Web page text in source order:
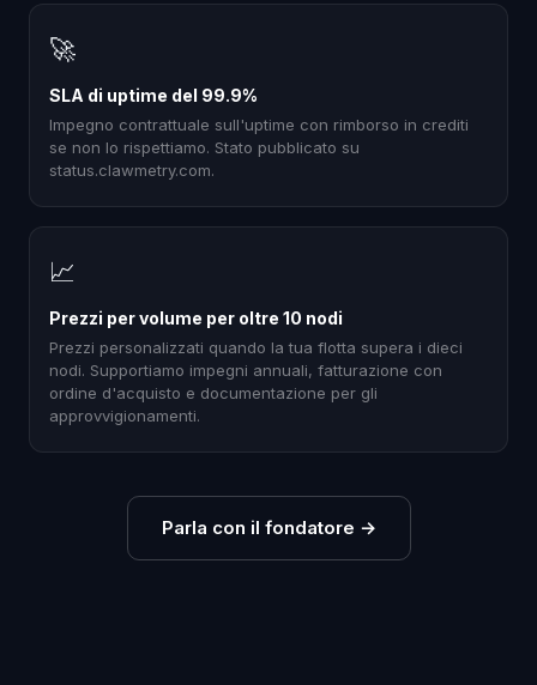
🚀
SLA di uptime del 99.9%
Impegno contrattuale sull'uptime con rimborso in crediti
se non lo rispettiamo. Stato pubblicato su
status.clawmetry.com.
📈
Prezzi per volume per oltre 10 nodi
Prezzi personalizzati quando la tua flotta supera i dieci
nodi. Supportiamo impegni annuali, fatturazione con
ordine d'acquisto e documentazione per gli
approvvigionamenti.
Parla con il fondatore →